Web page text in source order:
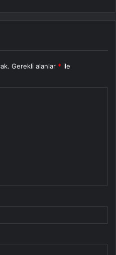
Gerekli alanlar * ile